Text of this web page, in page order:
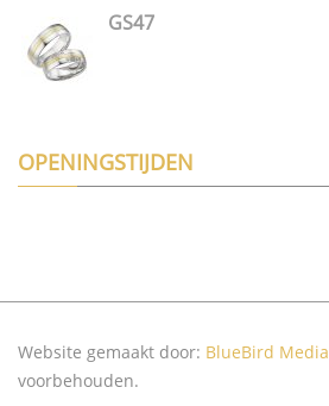
GS47
OPENINGSTIJDEN
Website gemaakt door: BlueBird Media
voorbehouden.